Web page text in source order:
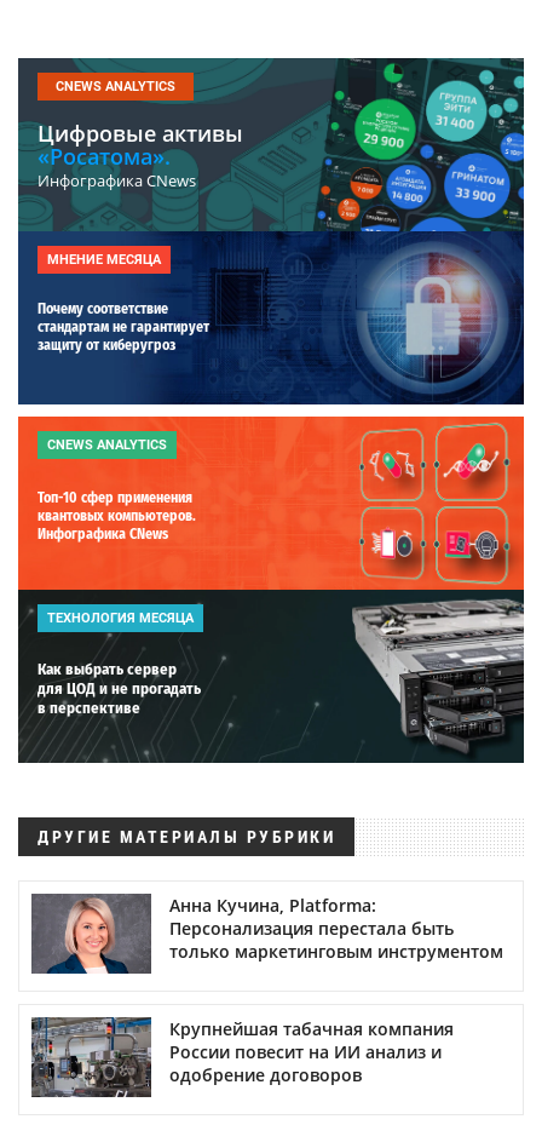
CNEWS ANALYTICS
Цифровые активы
«Росатома».
Инфографика CNews
МНЕНИЕ МЕСЯЦА
Почему соответствие
стандартам не гарантирует
защиту от киберугроз
CNEWS ANALYTICS
Топ-10 сфер применения
квантовых компьютеров.
Инфографика CNews
ТЕХНОЛОГИЯ МЕСЯЦА
Как выбрать сервер
для ЦОД и не прогадать
в перспективе
ДРУГИЕ МАТЕРИАЛЫ РУБРИКИ
Анна Кучина, Platforma:
Персонализация перестала быть
только маркетинговым инструментом
Крупнейшая табачная компания
России повесит на ИИ анализ и
одобрение договоров